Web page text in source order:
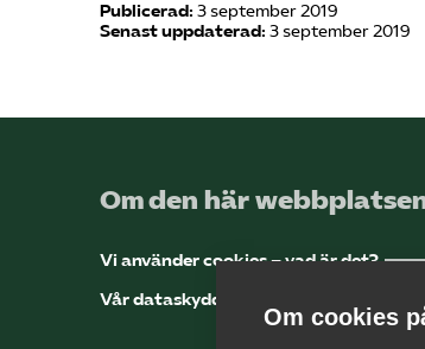
Publicerad: 3 september 2019
Senast uppdaterad: 3 september 2019
Om den här
Vi använder cookies – vad är det?
Vår dataskyddspolicy
Om cookies